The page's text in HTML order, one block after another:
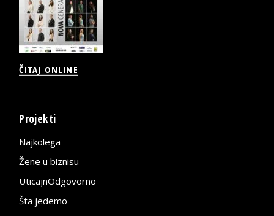
ČITAJ ONLINE
Projekti
Najkolega
Žene u biznisu
UticajnOdgovorno
Šta jedemo